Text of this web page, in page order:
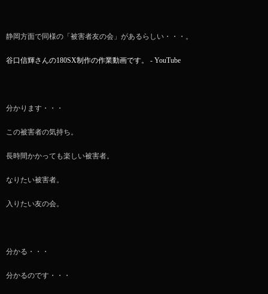
静岡方面で同様の「被害者友の会」があるらしい・・・。
谷口信輝さんの180SX制作の作業動画です。 - YouTube
分かります・・・
この被害者の気持ち。
長時間かかっても楽しい被害者。
なりたい被害者。
入りたい友の会。
分かる・・・
分かるのです・・・